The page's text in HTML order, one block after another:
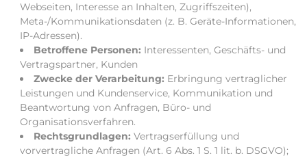
Webseiten, Interesse an Inhalten, Zugriffszeiten),
Meta-/Kommunikationsdaten (z. B. Geräte-Informationen,
IP-Adressen).
Betroffene Personen: Interessenten, Geschäfts- und
Vertragspartner, Kunden
Zwecke der Verarbeitung: Erbringung vertraglicher
Leistungen und Kundenservice, Kommunikation und
Beantwortung von Anfragen, Büro- und
Organisationsverfahren.
Rechtsgrundlagen: Vertragserfüllung und
vorvertragliche Anfragen (Art. 6 Abs. 1 S. 1 lit. b. DSGVO);